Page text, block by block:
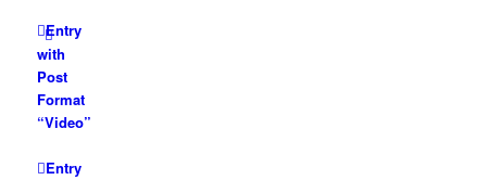
Entry
with
Post
Format
“Video”
Entry